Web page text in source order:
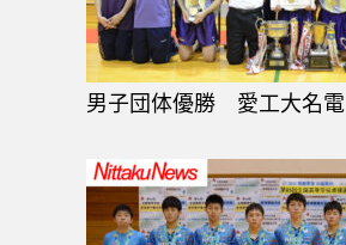
男子団体優勝 愛工大名電